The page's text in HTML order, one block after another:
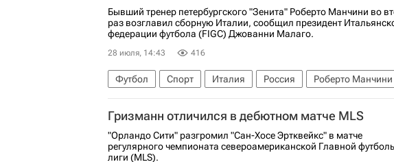
Бывший тренер петербургского "Зенита" Роберто Манчини во
раз возглавил сборную Италии, сообщил президент
федерации футбола (FIGC) Джованни Малаго.
28 июля, 14:43 416
Футбол Спорт Италия Россия Роберто Манчини
Гризманн отличился в дебютном матче MLS
"Орландо Сити" разгромил "Сан-Хосе Эртквейкс" в матче
регулярного чемпионата североамериканской Главной
лиги (MLS).